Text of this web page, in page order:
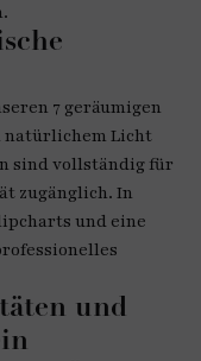
7 geräumigen
natürlichem Licht
sind vollständig für
zugänglich. In
und eine
und